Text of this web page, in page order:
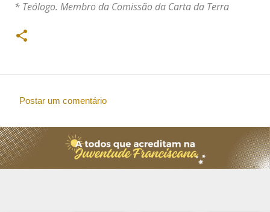
* Teólogo. Membro da Comissão da Carta da Terra
o
m
e
Postar um comentário